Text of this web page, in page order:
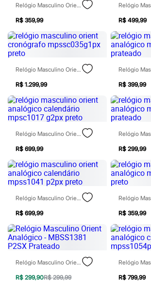
Blusas e Camisetas
Calças
Casacos e Jaquetas
Jeans
Moda esportiva
Shorts e Saias
Vestidos
Masculino
Em alta
Dia dos Pais
Inverno
Novidades
Roupas
Bermudas
Camisas
Calças
Camisetas e Regatas
Casacos e Jaquetas
Jeans
Polos
Acessórios
Chapéus e Bonés
Cintos
Carteiras
Óculos
Relógios
Calçados
Botas
Chinelos
Sapatos
Sandálias e Papetes
Relógio Masculino Orient Analógico Mpsp0002 P2px Preto
R$ 359,99 R$ 499,99
Relógio Masculino Orient Cronógrafo Mpssc035g1px Preto
R$ 1.299,99 R$ 399,99
Relógio Masculino Orient Analógico Calendário Mpsc1017 G2px Preto
R$ 699,99 R$ 299,99
Relógio Masculino Orient Analógico Calendário Mpss1041 P2px Preto
R$ 699,99 R$ 359,99
Relógio Masculino Orient Analógico - MBSS1381 P2SX Prateado
R$ 299,90R$ 299,99 R$ 799,99